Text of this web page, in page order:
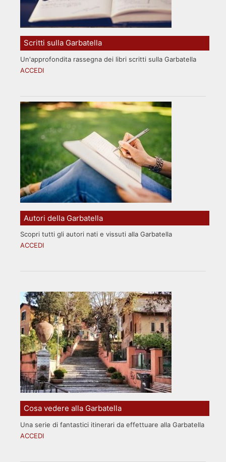
Scritti sulla Garbatella
Un'approfondita rassegna dei libri scritti sulla Garbatella
ACCEDI
Autori della Garbatella
Scopri tutti gli autori nati e vissuti alla Garbatella
ACCEDI
Cosa vedere alla Garbatella
Una serie di fantastici itinerari da effettuare alla Garbatella
ACCEDI